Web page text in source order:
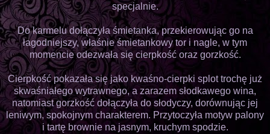
specjalnie.
Do karmelu dołączyła śmietanka, przekierowując go na
łagodniejszy, właśnie śmietankowy tor i nagle, w tym
momencie odezwała się cierpkość oraz gorzkość.
Cierpkość pokazała się jako kwaśno-cierpki splot trochę już
skwaśniałego wytrawnego, a zarazem słodkawego wina,
natomiast gorzkość dołączyła do słodyczy, dorównując jej
leniwym, spokojnym charakterem. Przytoczyła motyw palony
i tartę brownie na jasnym, kruchym spodzie.